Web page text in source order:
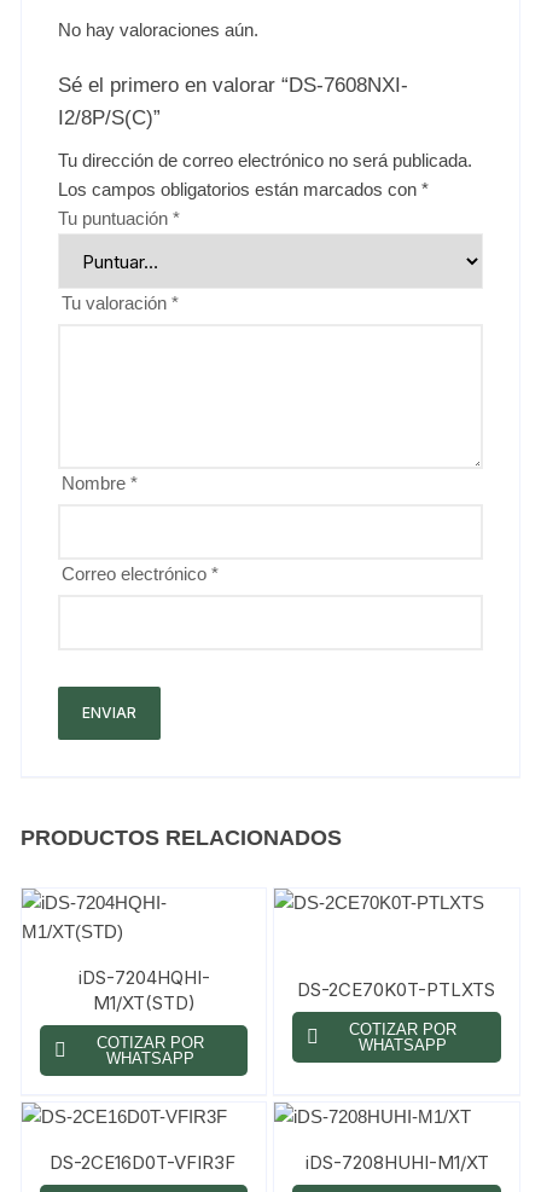
No hay valoraciones aún.
Sé el primero en valorar “DS-7608NXI-
I2/8P/S(C)”
Tu dirección de correo electrónico no será publicada.
Los campos obligatorios están marcados con*
Tu puntuación*
Tu valoración*
Nombre*
Correo electrónico*
PRODUCTOS RELACIONADOS
iDS-7204HQHI-
M1/XT(STD)
COTIZAR POR
WHATSAPP
DS-2CE70K0T-PTLXTS
COTIZAR POR
WHATSAPP
DS-2CE16D0T-VFIR3F iDS-7208HUHI-M1/XT